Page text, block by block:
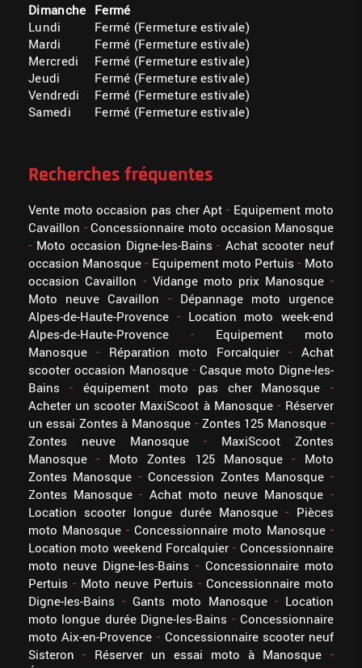
Dimanche Fermé
Lundi
Fermé (Fermeture estivale)
Mardi
Fermé (Fermeture estivale)
Mercredi
Fermé (Fermeture estivale)
Jeudi
Fermé (Fermeture estivale)
Vendredi
Fermé (Fermeture estivale)
Samedi
Fermé (Fermeture estivale)
Recherches fréquentes
Vente moto occasion pas cher Apt
Equipement moto
Cavaillon
Concessionnaire moto occasion Manosque
Moto occasion Digne-les-Bains
Achat scooter neuf
occasion Manosque
Equipement moto Pertuis
Moto
occasion Cavaillon
Vidange moto prix Manosque
Moto neuve Cavaillon
Dépannage moto urgence
Alpes-de-Haute-Provence
Location moto week-end
Alpes-de-Haute-Provence
Equipement moto
Manosque
Réparation moto Forcalquier
Achat
scooter occasion Manosque
Casque moto Digne-les-
Bains
équipement moto pas cher Manosque
Acheter un scooter MaxiScoot à Manosque
Réserver
un essai Zontes à Manosque
Zontes 125 Manosque
Zontes neuve Manosque
MaxiScoot Zontes
Manosque
Moto Zontes 125 Manosque
Moto
Zontes Manosque
Concession Zontes Manosque
Zontes Manosque
Achat moto neuve Manosque
Location scooter longue durée Manosque
Pièces
moto Manosque
Concessionnaire moto Manosque
Location moto weekend Forcalquier
Concessionnaire
moto neuve Digne-les-Bains
Concessionnaire moto
Pertuis
Moto neuve Pertuis
Concessionnaire moto
Digne-les-Bains
Gants moto Manosque
Location
moto longue durée Digne-les-Bains
Concessionnaire
moto Aix-en-Provence
Concessionnaire scooter neuf
Sisteron
Réserver un essai moto à Manosque